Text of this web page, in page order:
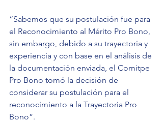
“Sabemos que su postulación fue para
el Reconocimiento al Mérito Pro Bono,
sin embargo, debido a su trayectoria y
experiencia y con base en el análisis de
la documentación enviada, el Comitpe
Pro Bono tomó la decisión de
considerar su postulación para el
reconocimiento a la Trayectoria Pro
Bono”.